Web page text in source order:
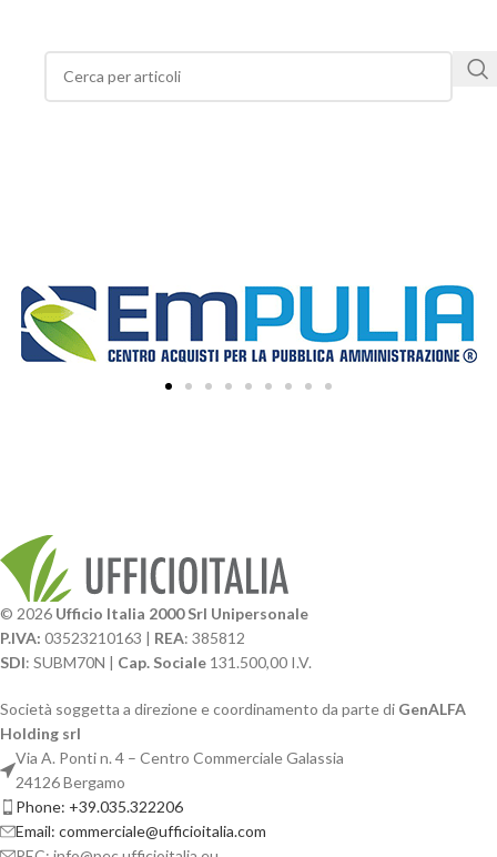
© 2026 Ufficio Italia 2000 Srl Unipersonale
P.IVA: 03523210163 | REA: 385812
SDI: SUBM70N | Cap. Sociale 131.500,00 I.V.
Società soggetta a direzione e coordinamento da parte di GenALFA
Holding srl
Via A. Ponti n. 4 – Centro Commerciale Galassia
24126 Bergamo
Phone: +39.035.322206
Email: commerciale@ufficioitalia.com